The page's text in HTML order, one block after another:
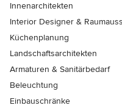
Innenarchitekten
Interior Designer &
Küchenplanung
Landschaftsarchitekten
Armaturen & Sanitärbedarf
Beleuchtung
Einbauschränke